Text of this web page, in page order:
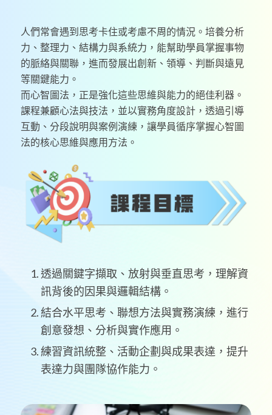
人們常會遇到思考卡住或考慮不周的情況。培養分析
力、整理力、結構力與系統力，能幫助學員掌握事物
的脈絡與關聯，進而發展出創新、領導、判斷與遠見
等關鍵能力。
而心智圖法，正是強化這些思維與能力的絕佳利器。
課程兼顧心法與技法，並以實務角度設計，透過引導
互動、分段說明與案例演練，讓學員循序掌握心智圖
法的核心思維與應用方法。
透過關鍵字擷取、放射與垂直思考，理解資
訊背後的因果與邏輯結構。
結合水平思考、聯想方法與實務演練，進行
創意發想、分析與實作應用。
練習資訊統整、活動企劃與成果表達，提升
表達力與團隊協作能力。